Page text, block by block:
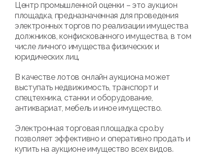
Центр промышленной оценки – это аукцион
площадка, предназначенная для проведения
электронных торгов по реализации имущества
должников, конфискованного имущества, в том
числе личного имущества физических и
юридических лиц.
В качестве лотов онлайн аукциона может
выступать недвижимость, транспорт и
спецтехника, станки и оборудование,
антиквариат, мебель и иное имущество.
Электронная торговая площадка cpo.by
позволяет эффективно и оперативно продать и
купить на аукционе имущество всех видов.